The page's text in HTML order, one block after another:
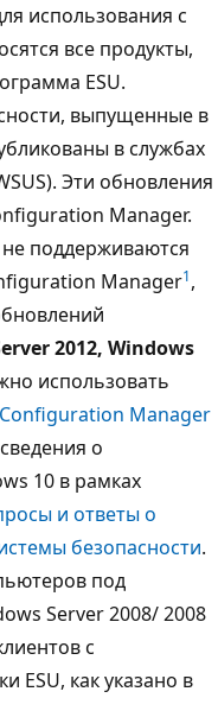
использования с
все продукты,
ESU.
выпущенные в
в службах
Эти обновления
Manager.
поддерживаются
Manager1,
2012, Windows
использовать
Manager
о
10 в рамках
и ответы о
безопасности.
под
Server 2008/ 2008
с
ESU, как указано в